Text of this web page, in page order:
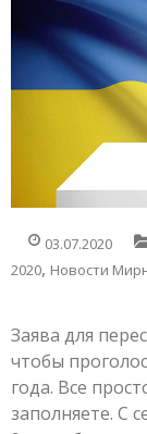
03.07.2020
2020, Новости
Заява для
чтобы
года. Все
заполняете. С